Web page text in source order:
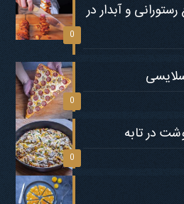
0
و آبدار در
0
0
در تابه